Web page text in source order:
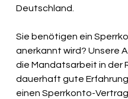
Deutschland.
Sie benötigen ein
anerkannt wird? Unsere
die Mandatsarbeit in der
dauerhaft gute
einen Sperrkonto-